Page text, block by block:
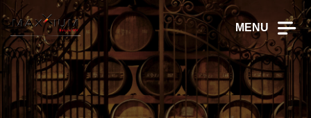
MENU